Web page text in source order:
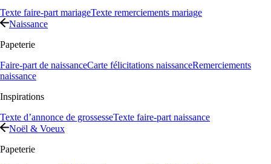
Texte faire-part mariageTexte remerciements mariage
Naissance
Papeterie
Faire-part de naissanceCarte félicitations naissanceRemerciements
naissance
Inspirations
Texte d’annonce de grossesseTexte faire-part naissance
Noël & Voeux
Papeterie